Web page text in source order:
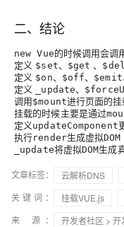
二、结论
new Vue的时候调用会调
定义 $set、 $get 、
定义 $on、 $off、 $emit
定义
_update、
调用$mount进行页面的
挂载的时候主要是通过
定义updateComponent
执行render生成虚拟DOM
_update将虚拟DOM生成
文章标签： 云解析DNS
关键词：
挂载VUE.js
来 源：
开发者社区 > 开